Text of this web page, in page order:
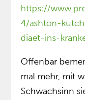
https://
4/ashton-
diaet-ins-
Offenbar
mal mehr, mit
Schwachsinn